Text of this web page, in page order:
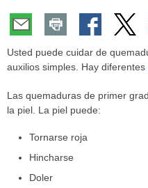
Usted puede cuidar de
auxilios simples. Hay diferentes
Las quemaduras de primer
la piel. La piel puede:
Tornarse roja
Hincharse
Doler